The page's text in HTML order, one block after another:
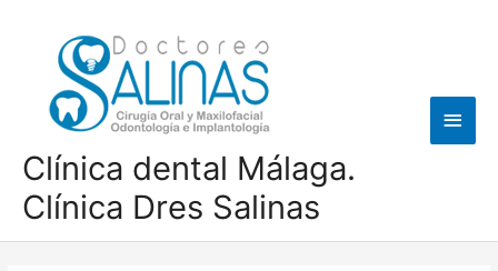
contenido
Clínica dental Málaga.
Clínica Dres Salinas